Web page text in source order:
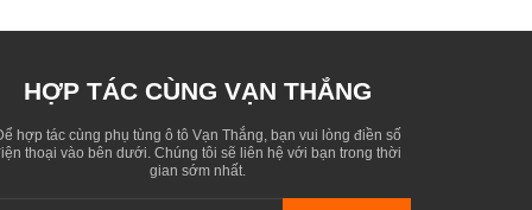
HỢP TÁC CÙNG VẠN THẮNG
hợp tác cùng phụ tùng ô tô Vạn Thắng, bạn vui lòng điền số
thoại vào bên dưới. Chúng tôi sẽ liên hệ với bạn trong thời
gian sớm nhất.